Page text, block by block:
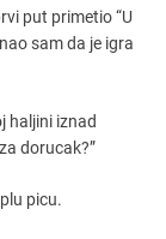
put primetio “U
sam da je igra
haljini iznad
dorucak?”
picu.